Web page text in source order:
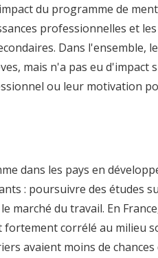
du programme de
professionnelles et
Dans l'ensemble,
mais n'a pas eu
ou leur motivation
dans les pays en
: poursuivre des études
marché du travail. En
fortement corrélé au milieu
avaient moins de